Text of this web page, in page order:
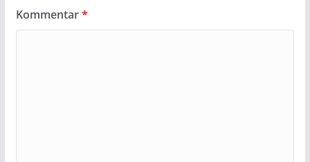
Kommentar*